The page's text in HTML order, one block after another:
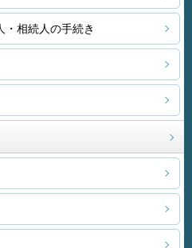
・相続人の手続き